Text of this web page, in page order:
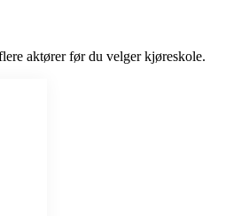
aktører før du velger kjøreskole.